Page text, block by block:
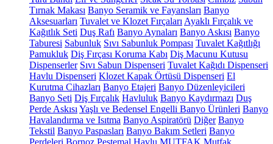
Tırnak Makası Banyo Seramik ve Fayansları Banyo
Aksesuarları Tuvalet ve Klozet Fırçaları Ayaklı Fırçalık ve
Kağıtlık Seti Duş Rafı Banyo Aynaları Banyo Askısı Banyo
Taburesi Sabunluk Sıvı Sabunluk Pompası Tuvalet Kağıtlığı
Pamukluk Diş Fırçası Koruma Kabı Diş Macunu Kutusu
Dispenserler Sıvı Sabun Dispenseri Tuvalet Kağıdı Dispenseri
Havlu Dispenseri Klozet Kapak Örtüsü Dispenseri El
Kurutma Cihazları Banyo Etajeri Banyo Düzenleyicileri
Banyo Seti Diş Fırçalık Havluluk Banyo Kaydırmazı Duş
Perde Askısı Yaşlı ve Bedensel Engelli Banyo Ürünleri Banyo
Havalandırma ve Isıtma Banyo Aspiratörü Diğer Banyo
Tekstil Banyo Paspasları Banyo Bakım Setleri Banyo
Perdeleri Bornoz Peştemal Havlu MUTFAK Mutfak